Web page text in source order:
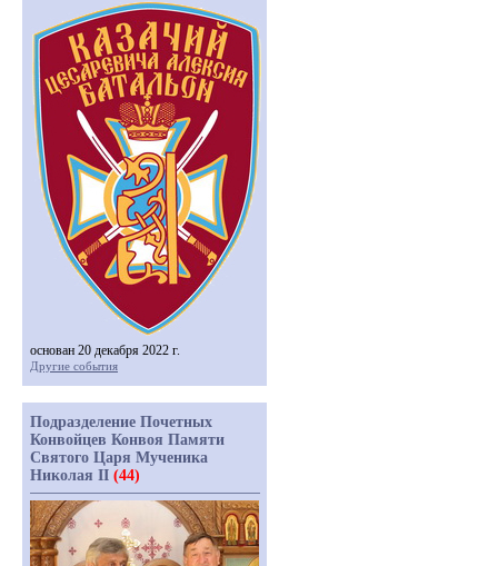
основан 20 декабря 2022 г.
Другие события
Подразделение Почетных
Конвойцев Конвоя Памяти
Святого Царя Мученика
Николая II (44)